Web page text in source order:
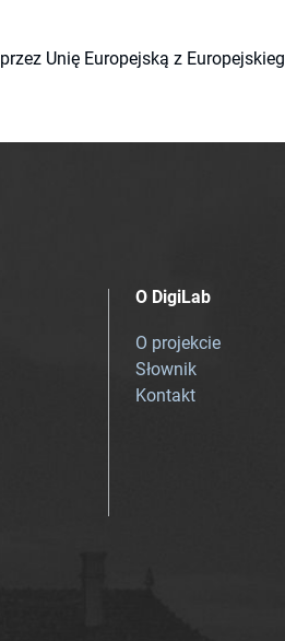
Unię Europejską z
O DigiLab
O projekcie
Słownik
Kontakt